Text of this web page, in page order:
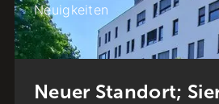
Neuigkeiten
Neuer Standort;